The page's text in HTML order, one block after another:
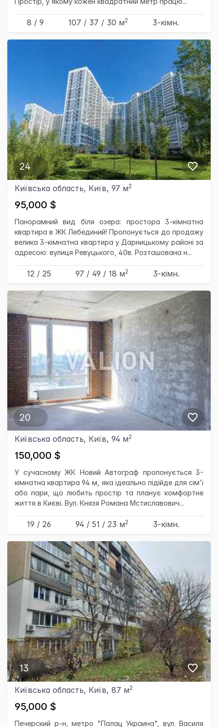
8 / 9 107 / 37 / 30 м2 3-кімн.
24
Київська область, Київ, 97 м2
95,000 $
Панорамний вид біля озера: простора 3-кімнатна
квартира в ЖК Лебединий! Пропонується до продажу
велика 3-кімнатна квартира у Дарницькому районі за
адресою: вулиця Ревуцького, 40в. Розташована н...
12 / 25 97 / 49 / 18 м2 3-кімн.
20
Київська область, Київ, 94 м2
150,000 $
У сучасному ЖК Новий Автограф пропонується 3-
кімнатна квартира 94 м, яка ідеально підійде для сім’ї
або пари, що любить простір та планує комфортне
життя в Києві. Вул. Князя Романа Мстиславович...
19 / 26 94 / 51 / 23 м2 3-кімн.
13
Київська область, Київ, 87 м2
95,000 $
Печерский р-н, метро "Палац Украина", вул. Василя